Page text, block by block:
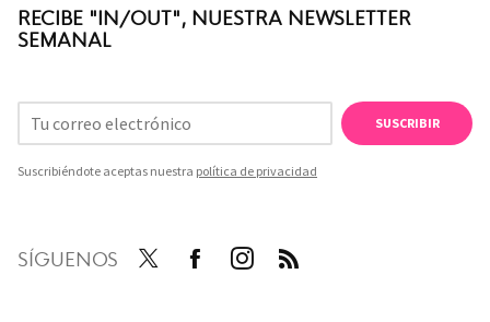
RECIBE "IN/OUT", NUESTRA NEWSLETTER
SEMANAL
SUSCRIBIR
Suscribiéndote aceptas nuestra política de privacidad
SÍGUENOS